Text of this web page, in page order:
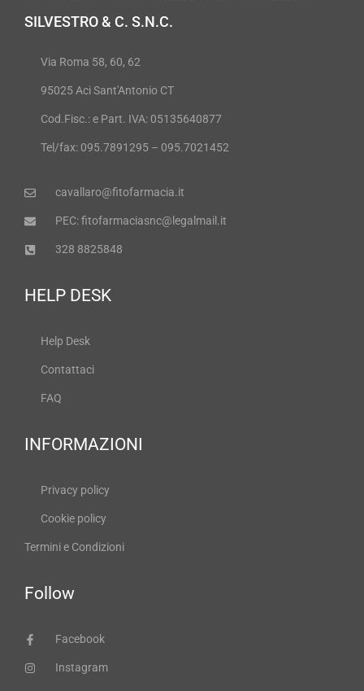
SILVESTRO & C. S.N.C.
Via Roma 58, 60, 62
95025 Aci Sant'Antonio CT
Cod.Fisc.: e Part. IVA: 05135640877
Tel/fax: 095.7891295 – 095.7021452
cavallaro@fitofarmacia.it
PEC: fitofarmaciasnc@legalmail.it
328 8825848
HELP DESK
Help Desk
Contattaci
FAQ
INFORMAZIONI
Privacy policy
Cookie policy
Termini e Condizioni
Follow
Facebook
Instagram